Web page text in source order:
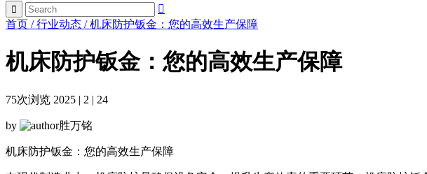
首页 /行业动态 /机床防护钣金：您的高效生产保障
机床防护钣金：您的高效生产保障
75次浏览 2025 | 2 | 24
by 胜万铭
机床防护钣金：您的高效生产保障